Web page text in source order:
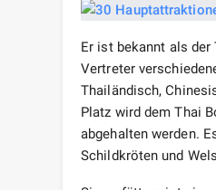
Er ist bekannt als der
Vertreter
Thailändisch,
Platz wird dem Thai
abgehalten werden.
Schildkröten und